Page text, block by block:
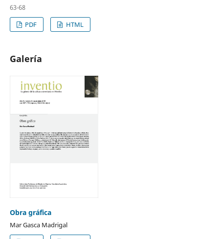
63-68
PDF
HTML
Galería
Obra gráfica
Mar Gasca Madrigal